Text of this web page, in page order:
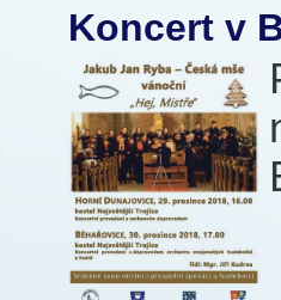
Koncert v